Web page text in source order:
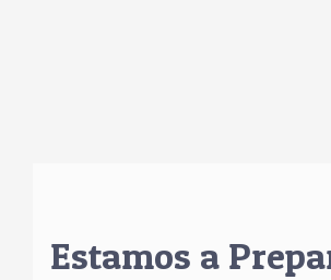
Estamos a